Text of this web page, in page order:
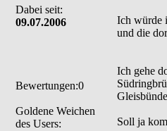
Dabei seit:
09.07.2006
Bewertungen:0
Goldene Weichen
des Users:
Ich würde
und die
Ich gehe
Soll ja